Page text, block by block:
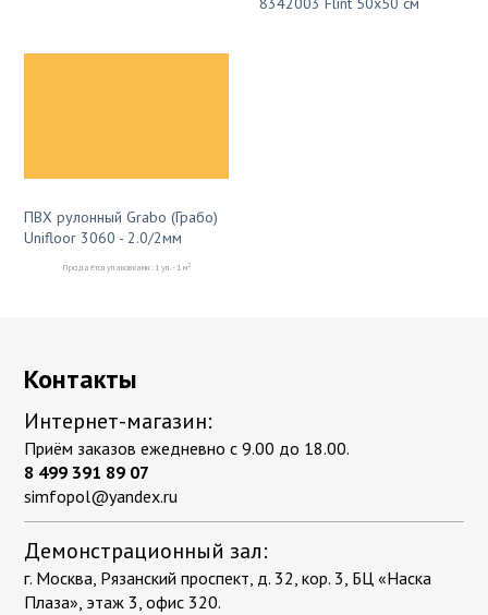
ПВХ рулонный Grabo (Грабо)
Unifloor 3060 - 2.0/2мм
Продаётся упаковками: 1 уп. - 1 м2
Контакты
Интернет-магазин:
Приём заказов ежедневно с 9.00 до 18.00.
8 499 391 89 07
simfopol@yandex.ru
Демонстрационный зал:
г. Москва, Рязанский проспект, д. 32, кор. 3, БЦ «Наска
Плаза», этаж 3, офис 320.